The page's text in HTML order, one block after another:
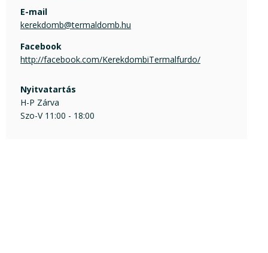
E-mail
kerekdomb@termaldomb.hu
Facebook
http://facebook.com/KerekdombiTermalfurdo/
Nyitvatartás
H-P Zárva
Szo-V 11:00 - 18:00